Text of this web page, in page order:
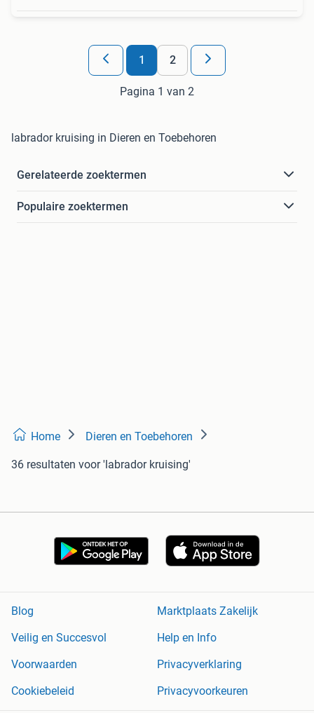
1 2
Pagina 1 van 2
labrador kruising in Dieren en Toebehoren
Gerelateerde zoektermen
Populaire zoektermen
Home Dieren en Toebehoren
36 resultaten voor 'labrador kruising'
Blog
Marktplaats Zakelijk
Veilig en Succesvol
Help en Info
Voorwaarden
Privacyverklaring
Cookiebeleid
Privacyvoorkeuren